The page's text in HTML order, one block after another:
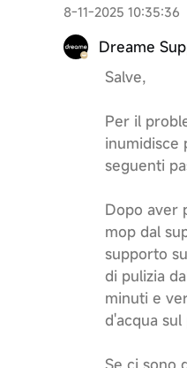
8-11-2025 10:35:36
Dreame
Salve,
Per il
inumidisce
seguenti
Dopo aver
mop dal
supporto
di pulizia
minuti e
d'acqua
Se ci sono